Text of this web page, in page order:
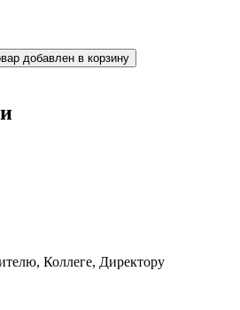
добавлен в корзину
Коллеге, Директору